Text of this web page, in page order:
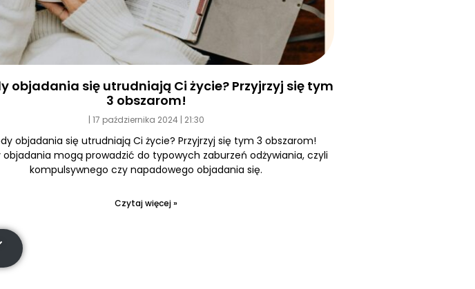
objadania się utrudniają Ci życie? Przyjrzyj się tym
3 obszarom!
17 października 2024 21:30
objadania się utrudniają Ci życie? Przyjrzyj się tym 3 obszarom!
objadania mogą prowadzić do typowych zaburzeń odżywiania, czyli
kompulsywnego czy napadowego objadania się.
Czytaj więcej »